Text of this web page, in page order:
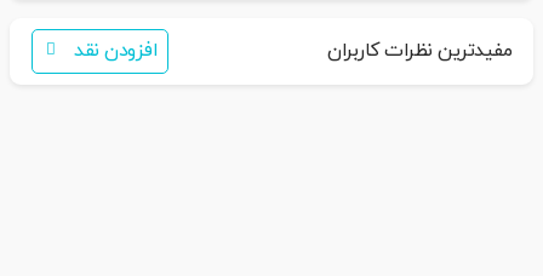
همکاران ما با شما تماس خواهند گرفت
مفیدترین نظرات کاربران افزودن نقد